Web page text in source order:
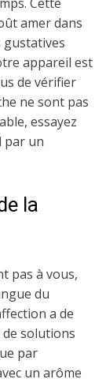
Cette
amer dans
gustatives
appareil est
de vérifier
ne sont pas
essayez
par un
la
pas à vous,
du
a de
solutions
par
un arôme